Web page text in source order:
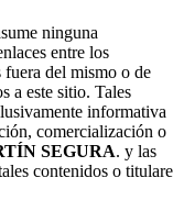
ninguna
entre los
fuera del mismo o de
a este sitio. Tales
informativa
comercialización o
SEGURA. y las
contenidos o